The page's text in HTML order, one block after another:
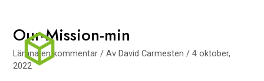
innehållOur-Mission-min
Lämna en kommentar / Av David Carmesten/4 oktober,
2022